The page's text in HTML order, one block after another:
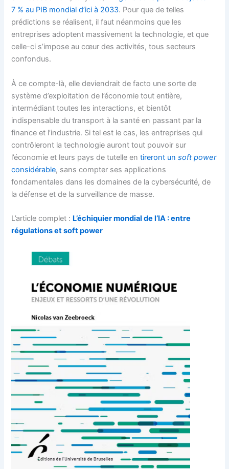
7 % au PIB mondial d’ici à 2033. Pour que de telles
prédictions se réalisent, il faut néanmoins que les
entreprises adoptent massivement la technologie, et que
celle-ci s’impose au cœur des activités, tous secteurs
confondus.
À ce compte-là, elle deviendrait de facto une sorte de
système d’exploitation de l’économie tout entière,
intermédiant toutes les interactions, et bientôt
indispensable du transport à la santé en passant par la
finance et l’industrie. Si tel est le cas, les entreprises qui
contrôleront la technologie auront tout pouvoir sur
l’économie et leurs pays de tutelle entireront unsoft power
considérable, sans compter ses applications
fondamentales dans les domaines de la cybersécurité, de
la défense et de la surveillance de masse.
L’article complet : L’échiquier mondial de l’IA : entre
régulations et soft power